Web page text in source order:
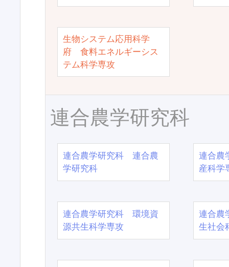
生物システム応用科学
府 食料エネルギーシス
テム科学専攻
連合農学研究科
連合農学研究科 連合農
学研究科
連合農
産科学
連合農学研究科 環境資
源共生科学専攻
連合農
生社会